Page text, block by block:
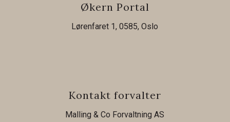
Økern Portal
Lørenfaret 1, 0585, Oslo
Kontakt forvalter
Malling & Co Forvaltning AS